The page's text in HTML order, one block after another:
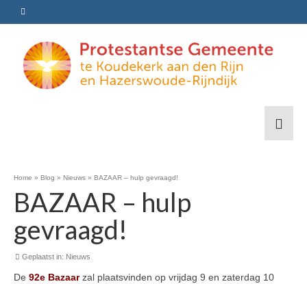
Home » Blog » Nieuws » BAZAAR – hulp gevraagd!
BAZAAR – hulp
gevraagd!
Geplaatst in: Nieuws
De 92e Bazaarzal plaatsvinden op vrijdag 9 en zaterdag 10